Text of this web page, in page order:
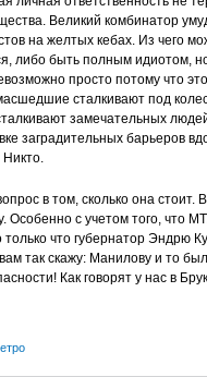
Великий комбинатор
на желтых кебах. Из чего
либо быть полным идиотом,
просто потому что
сталкивают под
замечательных
заградительных барьеров
Никто.
в том, сколько она
Особенно с учетом того, что
что губернатор Эндрю
так скажу: Манилову и то
Как говорят у нас в